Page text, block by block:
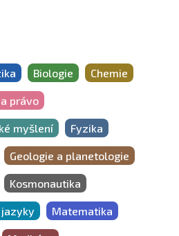
Biologie Chemie
právo
myšlení Fyzika
Geologie a planetologie
Kosmonautika
Matematika